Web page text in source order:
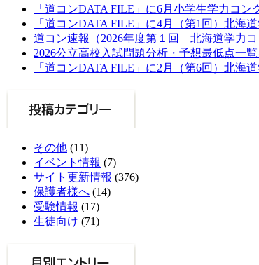
「道コンDATA FILE」に6月小学生学力コ
「道コンDATA FILE」に4月（第1回）北海
道コン速報（2026年度第１回 北海道学力コ
2026公立高校入試問題分析・予想最低点一
「道コンDATA FILE」に2月（第6回）北海
その他 (11)
イベント情報 (7)
サイト更新情報 (376)
保護者様へ (14)
受験情報 (17)
生徒向け (71)